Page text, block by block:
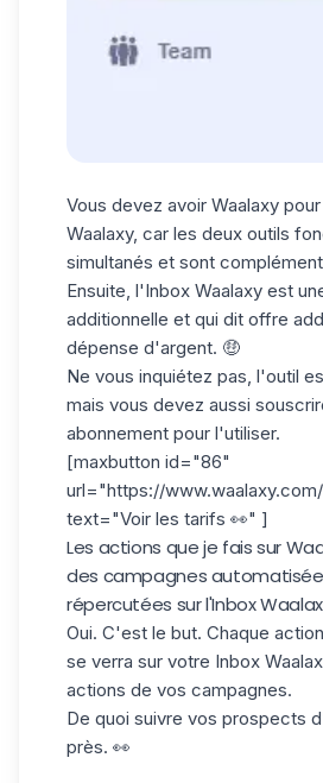
Vous devez avoir Waalaxy
Waalaxy, car les deux outils
simultanés et sont
Ensuite, l'Inbox Waalaxy est
additionnelle et qui dit offre
dépense d'argent. 🤑
Ne vous inquiétez pas, l'outil
mais vous devez aussi
abonnement pour l'utiliser.
[maxbutton id="86"
url="https://
text="Voir les tarifs 👀" ]
Les actions que je fais sur
des campagnes
répercutées sur l'Inbox
Oui. C'est le but. Chaque
se verra sur votre Inbox
actions de vos campagnes.
De quoi suivre vos prospects
près. 👀